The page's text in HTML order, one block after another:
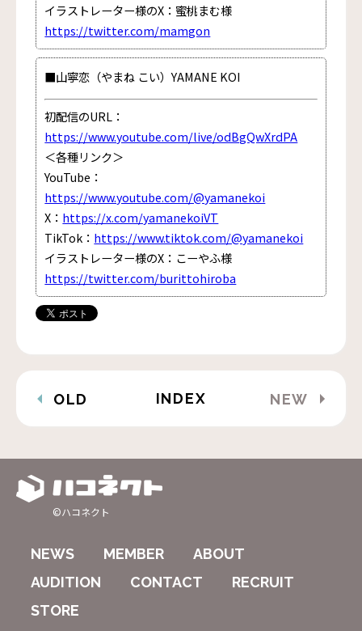
イラストレーター様のX：蜜桃まむ様
https://twitter.com/mamgon
■山寧恋（やまね こい）YAMANE KOI
初配信のURL：
https://www.youtube.com/live/odBgQwXrdPA
＜各種リンク＞
YouTube：
https://www.youtube.com/@yamanekoi
X： https://x.com/yamanekoiVT
TikTok： https://www.tiktok.com/@yamanekoi
イラストレーター様のX：こーやふ様
https://twitter.com/burittohiroba
OLD INDEX NEW
©ハコネクト
NEWS MEMBER
ABOUT
AUDITION
CONTACT
RECRUIT
STORE